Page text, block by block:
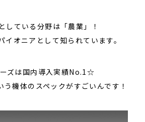
している分野は「農業」！
イオニアとして知られています。
ズは国内導入実績No.1☆
機体のスペックがすごいんです！